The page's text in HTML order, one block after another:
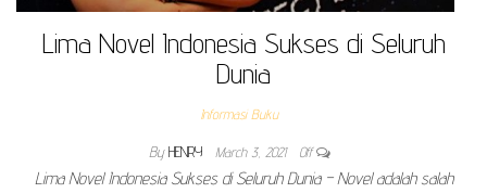
Lima Novel Indonesia Sukses di Seluruh
Dunia
Informasi Buku
By HENRY March 3, 2021 Off
Lima Novel Indonesia Sukses di Seluruh Dunia – Novel adalah salah